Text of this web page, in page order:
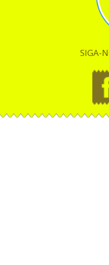
SIGA-